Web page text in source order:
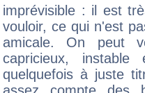
imprévisible : il est
vouloir, ce qui n'est
amicale. On peut
capricieux,
quelquefois à juste